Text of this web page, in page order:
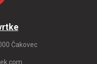
Čakovec